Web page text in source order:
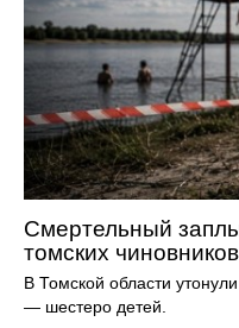
Смертельный
томских
В Томской области
— шестеро детей.